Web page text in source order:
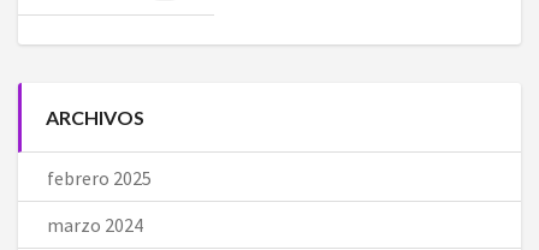
ARCHIVOS
febrero 2025
marzo 2024